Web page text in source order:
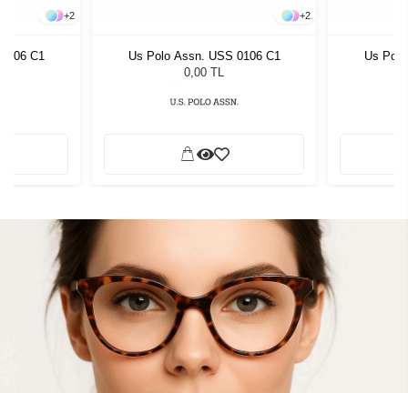
+2
C1
+2
Us Polo Assn. USS 0106 C1
0,00 TL
Us